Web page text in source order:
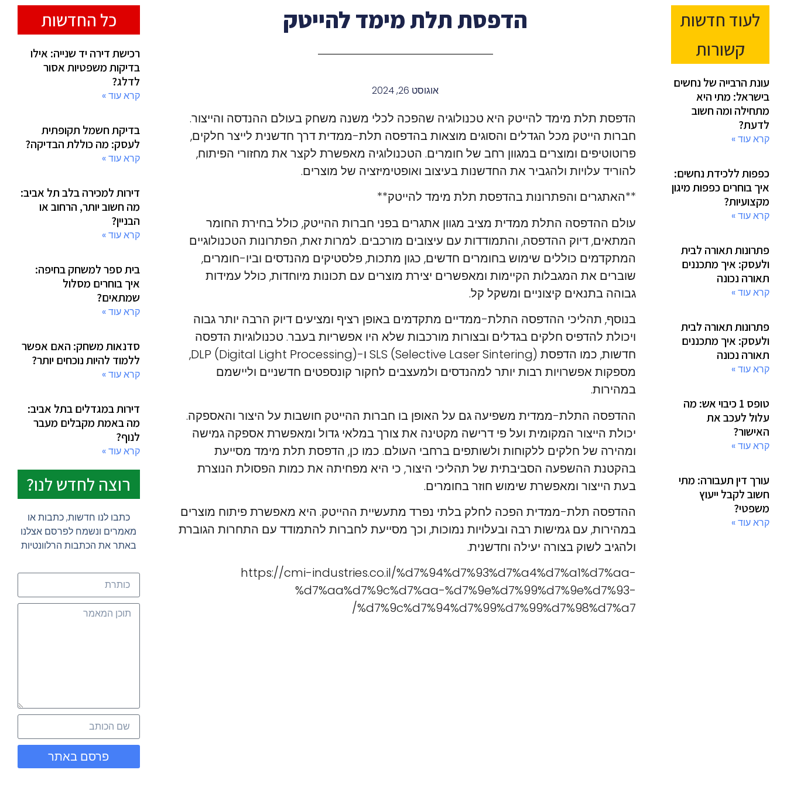
לעוד חדשות
קשורות
עונת הרבייה של נחשים
בישראל: מתי היא
מתחילה ומה חשוב
לדעת?
קרא עוד »
כפפות ללכידת נחשים:
איך בוחרים כפפות מיגון
מקצועיות?
קרא עוד »
פתרונות תאורה לבית
ולעסק: איך מתכננים
תאורה נכונה
קרא עוד »
פתרונות תאורה לבית
ולעסק: איך מתכננים
תאורה נכונה
קרא עוד »
טופס 1 כיבוי אש: מה
עלול לעכב את
האישור?
קרא עוד »
עורך דין תעבורה: מתי
חשוב לקבל ייעוץ
משפטי?
קרא עוד »
הדפסת תלת מימד להייטק
אוגוסט 26, 2024
הדפסת תלת מימד להייטק היא טכנולוגיה שהפכה לכלי משנה משחק בעולם ההנדסה והייצור.
חברות הייטק מכל הגדלים והסוגים מוצאות בהדפסה תלת-ממדית דרך חדשנית לייצר חלקים,
פרוטוטיפים ומוצרים במגוון רחב של חומרים. הטכנולוגיה מאפשרת לקצר את מחזורי הפיתוח,
להוריד עלויות ולהגביר את החדשנות בעיצוב ואופטימיזציה של מוצרים.
**האתגרים והפתרונות בהדפסת תלת מימד להייטק**
עולם ההדפסה התלת ממדית מציב מגוון אתגרים בפני חברות ההייטק, כולל בחירת החומר
המתאים, דיוק ההדפסה, והתמודדות עם עיצובים מורכבים. למרות זאת, הפתרונות הטכנולוגיים
המתקדמים כוללים שימוש בחומרים חדשים, כגון מתכות, פלסטיקים מהנדסים וביו-חומרים,
שוברים את המגבלות הקיימות ומאפשרים יצירת מוצרים עם תכונות מיוחדות, כולל עמידות
גבוהה בתנאים קיצוניים ומשקל קל.
בנוסף, תהליכי ההדפסה התלת-ממדיים מתקדמים באופן רציף ומציעים דיוק הרבה יותר גבוה
ויכולת להדפיס חלקים בגדלים ובצורות מורכבות שלא היו אפשריות בעבר. טכנולוגיות הדפסה
חדשות, כמו הדפסת SLS (Selective Laser Sintering) ו-DLP (Digital Light Processing),
מספקות אפשרויות רבות יותר למהנדסים ולמעצבים לחקור קונספטים חדשניים וליישמם
במהירות.
ההדפסה התלת-ממדית משפיעה גם על האופן בו חברות ההייטק חושבות על היצור והאספקה.
יכולת הייצור המקומית ועל פי דרישה מקטינה את צורך במלאי גדול ומאפשרת אספקה גמישה
ומהירה של חלקים ללקוחות ולשותפים ברחבי העולם. כמו כן, הדפסת תלת מימד מסייעת
בהקטנת ההשפעה הסביבתית של תהליכי היצור, כי היא מפחיתה את כמות הפסולת הנוצרת
בעת הייצור ומאפשרת שימוש חוזר בחומרים.
ההדפסה תלת-ממדית הפכה לחלק בלתי נפרד מתעשיית ההייטק. היא מאפשרת פיתוח מוצרים
במהירות, עם גמישות רבה ובעלויות נמוכות, וכך מסייעת לחברות להתמודד עם התחרות הגוברת
ולהגיב לשוק בצורה יעילה וחדשנית.
https://cmi-industries.co.il/%d7%94%d7%93%d7%a4%d7%a1%d7%aa-
%d7%aa%d7%9c%d7%aa-%d7%9e%d7%99%d7%9e%d7%93-
%d7%9c%d7%94%d7%99%d7%99%d7%98%d7%a7/
כל החדשות
רכישת דירה יד שנייה: אילו
בדיקות משפטיות אסור
לדלג?
קרא עוד »
בדיקת חשמל תקופתית
לעסק: מה כוללת הבדיקה?
קרא עוד »
דירות למכירה בלב תל אביב:
מה חשוב יותר, הרחוב או
הבניין?
קרא עוד »
בית ספר למשחק בחיפה:
איך בוחרים מסלול
שמתאים?
קרא עוד »
סדנאות משחק: האם אפשר
ללמוד להיות נוכחים יותר?
קרא עוד »
דירות במגדלים בתל אביב:
מה באמת מקבלים מעבר
לנוף?
קרא עוד »
רוצה לחדש לנו?
כתבו לנו חדשות, כתבות או
מאמרים ונשמח לפרסם אצלנו
באתר את הכתבות הרלוונטיות
פרסם באתר